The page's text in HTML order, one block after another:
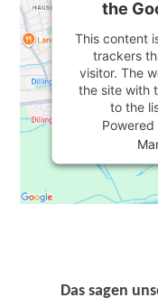
the
This content
trackers
visitor. The
the site with
to the
Das sagen